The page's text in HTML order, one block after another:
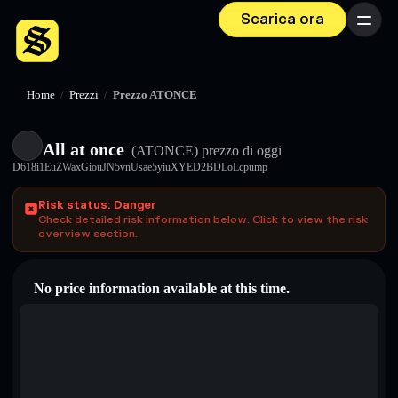
Scarica ora Menu
Home / Prezzi / Prezzo ATONCE
All at once (ATONCE) prezzo di oggi
D618i1EuZWaxGiouJN5vnUsae5yiuXYED2BDLoLcpump
Risk status: Danger
Check detailed risk information below. Click to view the risk
overview section.
No price information available at this time.